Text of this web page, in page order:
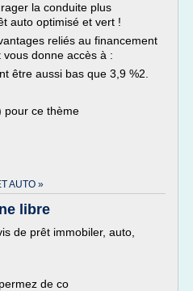
la conduite plus
auto optimisé et vert !
reliés au financement
donne accès à :
être aussi bas que 3,9 %2.
pour ce thème
AUTO »
libre
de prêt immobiler, auto,
de co